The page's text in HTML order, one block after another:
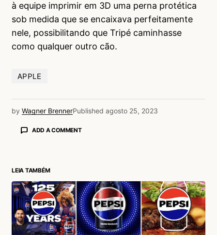
à equipe imprimir em 3D uma perna protética
sob medida que se encaixava perfeitamente
nele, possibilitando que Tripé caminhasse
como qualquer outro cão.
APPLE
by Wagner BrennerPublished agosto 25, 2023
ADD A COMMENT
LEIA TAMBÉM